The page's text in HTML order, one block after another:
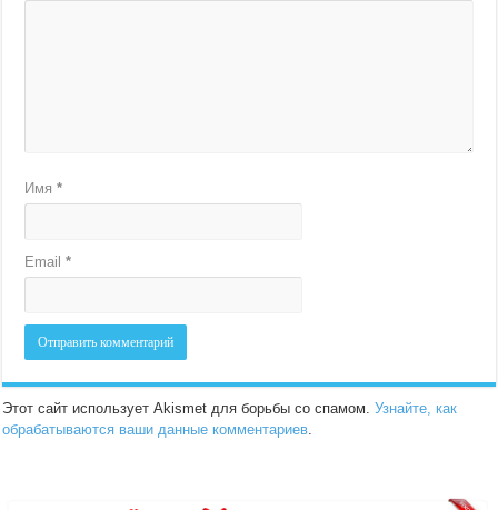
Имя*
Email*
Этот сайт использует Akismet для борьбы со спамом.Узнайте, как
обрабатываются ваши данные комментариев.